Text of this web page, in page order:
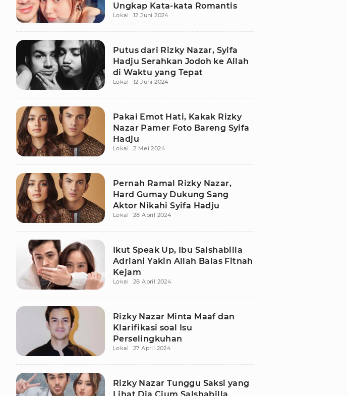
Ungkap Kata-kata Romantis
Lokal 12 Juni 2024
Putus dari Rizky Nazar, Syifa
Hadju Serahkan Jodoh ke Allah
di Waktu yang Tepat
Lokal 12 Juni 2024
Pakai Emot Hati, Kakak Rizky
Nazar Pamer Foto Bareng Syifa
Hadju
Lokal 2 Mei 2024
Pernah Ramal Rizky Nazar,
Hard Gumay Dukung Sang
Aktor Nikahi Syifa Hadju
Lokal 28 April 2024
Ikut Speak Up, Ibu Salshabilla
Adriani Yakin Allah Balas Fitnah
Kejam
Lokal 28 April 2024
Rizky Nazar Minta Maaf dan
Klarifikasi soal Isu
Perselingkuhan
Lokal 27 April 2024
Rizky Nazar Tunggu Saksi yang
Lihat Dia Cium Salshabilla